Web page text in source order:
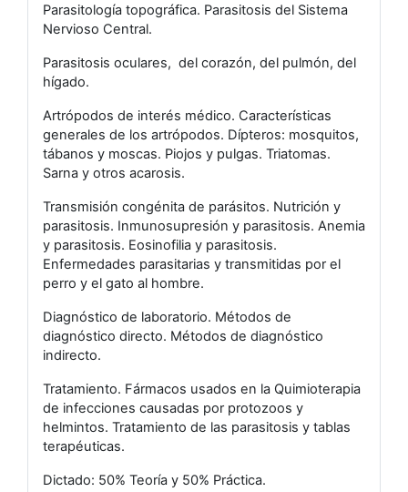
Parasitología topográfica. Parasitosis del Sistema
Nervioso Central.
Parasitosis oculares, del corazón, del pulmón, del
hígado.
Artrópodos de interés médico. Características
generales de los artrópodos. Dípteros: mosquitos,
tábanos y moscas. Piojos y pulgas. Triatomas.
Sarna y otros acarosis.
Transmisión congénita de parásitos. Nutrición y
parasitosis. Inmunosupresión y parasitosis. Anemia
y parasitosis. Eosinofilia y parasitosis.
Enfermedades parasitarias y transmitidas por el
perro y el gato al hombre.
Diagnóstico de laboratorio. Métodos de
diagnóstico directo. Métodos de diagnóstico
indirecto.
Tratamiento. Fármacos usados en la Quimioterapia
de infecciones causadas por protozoos y
helmintos. Tratamiento de las parasitosis y tablas
terapéuticas.
Dictado: 50% Teoría y 50% Práctica.